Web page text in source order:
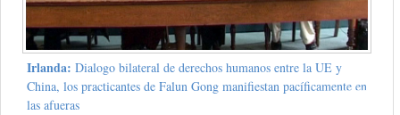
Irlanda: Dialogo bilateral de derechos humanos entre la UE y
China, los practicantes de Falun Gong manifiestan pacíficamente en
las afueras